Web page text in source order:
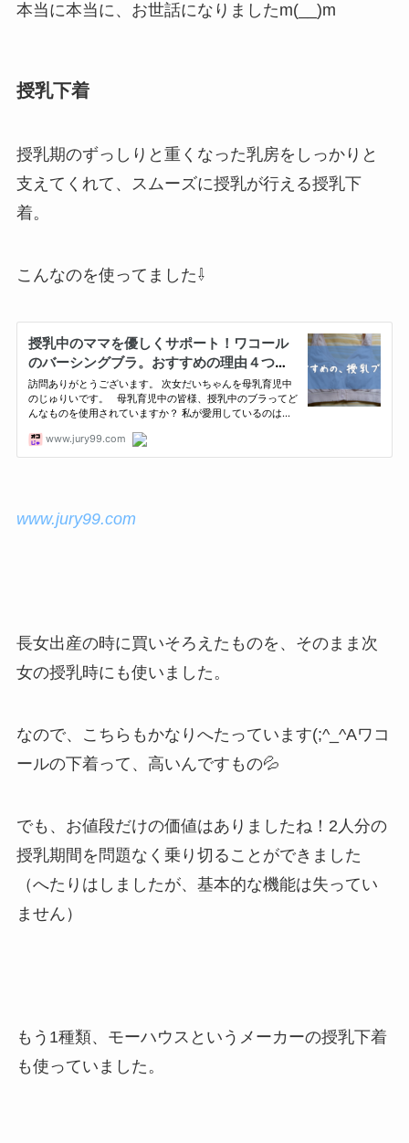
本当に本当に、お世話になりましたm(__)m
授乳下着
授乳期のずっしりと重くなった乳房をしっかりと
支えてくれて、スムーズに授乳が行える授乳下
着。
こんなのを使ってました⇩
www.jury99.com
長女出産の時に買いそろえたものを、そのまま次
女の授乳時にも使いました。
なので、こちらもかなりへたっています(;^_^Aワコ
ールの下着って、高いんですもの💦
でも、お値段だけの価値はありましたね！2人分の
授乳期間を問題なく乗り切ることができました
（へたりはしましたが、基本的な機能は失ってい
ません）
もう1種類、モーハウスというメーカーの授乳下着
も使っていました。